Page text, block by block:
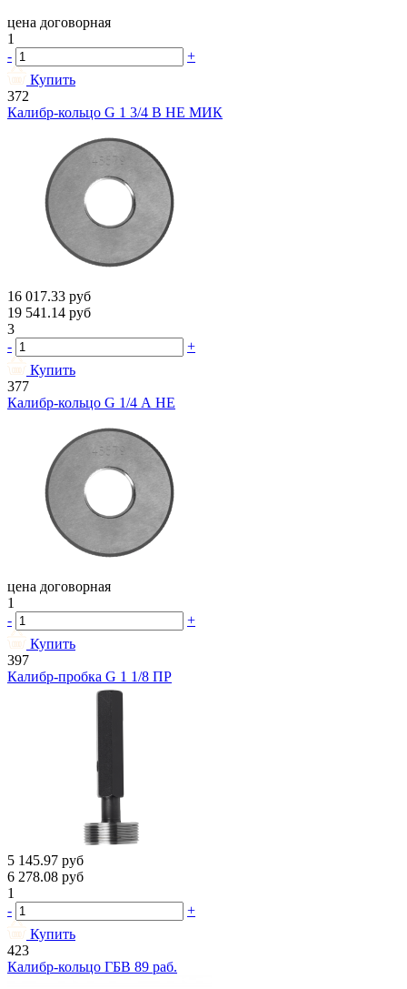
цена договорная
1
-
+
Купить
372
Калибр-кольцо G 1 3/4 В НЕ МИК
16 017.33 руб
19 541.14 руб
3
-
+
Купить
377
Калибр-кольцо G 1/4 А НЕ
цена договорная
1
-
+
Купить
397
Калибр-пробка G 1 1/8 ПР
5 145.97 руб
6 278.08 руб
1
-
+
Купить
423
Калибр-кольцо ГБВ 89 раб.